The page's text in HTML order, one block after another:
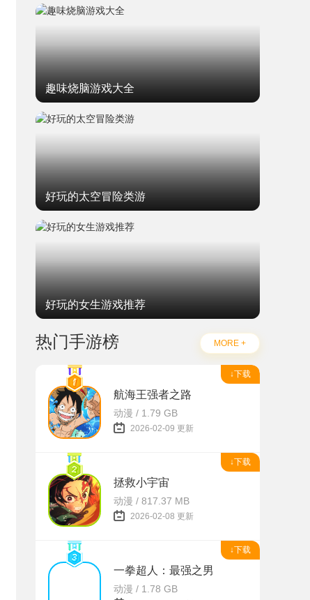
趣味烧脑游戏大全
好玩的太空冒险类游
好玩的女生游戏推荐
热门手游榜 MORE +
↓下载
航海王强者之路
动漫 / 1.79 GB
2026-02-09 更新
↓下载
拯救小宇宙
动漫 / 817.37 MB
2026-02-08 更新
↓下载
一拳超人：最强之男
动漫 / 1.78 GB